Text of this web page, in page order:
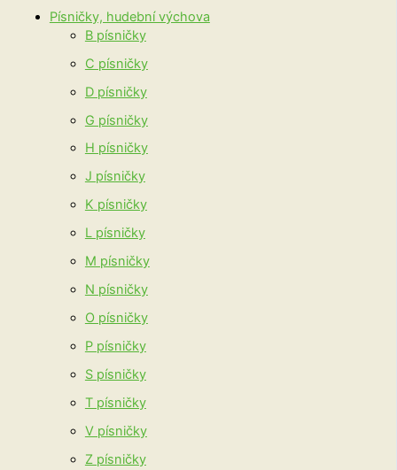
Písničky, hudební výchova
B písničky
C písničky
D písničky
G písničky
H písničky
J písničky
K písničky
L písničky
M písničky
N písničky
O písničky
P písničky
S písničky
T písničky
V písničky
Z písničky